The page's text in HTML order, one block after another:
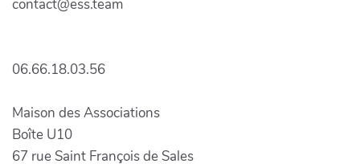
contact@ess.team
06.66.18.03.56
Maison des Associations
Boîte U10
67 rue Saint François de Sales